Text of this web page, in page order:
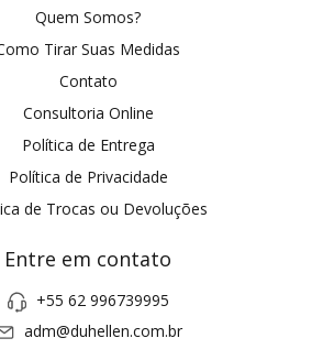
Quem Somos?
Tirar Suas Medidas
Contato
Consultoria Online
Política de Entrega
Política de Privacidade
de Trocas ou Devoluções
Entre em contato
+55 62 996739995
adm@duhellen.com.br